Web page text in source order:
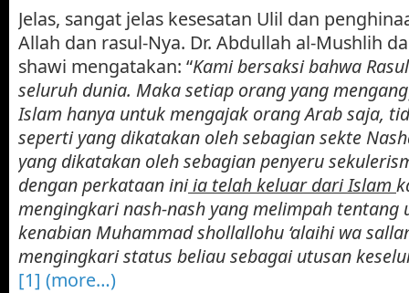
Jelas, sangat jelas kesesatan Ulil dan
Allah dan rasul-Nya. Dr. Abdullah al-Mushlih
shawi mengatakan: “Kami bersaksi bahwa
seluruh dunia. Maka setiap orang yang
Islam hanya untuk mengajak orang Arab saja,
seperti yang dikatakan oleh sebagian sekte
yang dikatakan oleh sebagian penyeru
dengan perkataan iniia telah keluar dari Islam
mengingkari nash-nash yang melimpah tentang
kenabian Muhammadshollallohu ‘alaihi wa
mengingkari status beliau sebagai utusan
[1] (more…)